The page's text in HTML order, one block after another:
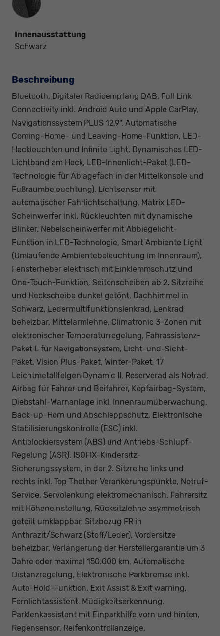
Innenausstattung
Schwarz
Beschreibung
Bluetooth, Digitaler Radioempfang DAB, Full Link
Connectivity inkl. Android Auto und Apple CarPlay,
Navigationssystem PLUS 12,9'', Automatische
Coming-Home- und Leaving-Home-Funktion, LED-
Heckleuchten und Infinite Light, Dynamisches LED-
Lichtband am Heck, LED-Innenlicht-Paket (LED-
Technologie für Ablagefach in der Mittelkonsole und
Fußraumbeleuchtung), Lichtsensor mit
automatischer Fahrlichtschaltung, Matrix LED-
Scheinwerfer inkl. Rückleuchten mit dynamische
Blinker, Nebelscheinwerfer mit Abbiegelicht-
Funktion in LED-Technologie, Smart Ambiente Light
(Umlaufende Ambientebeleuchtung im Innenraum),
Fensterheber elektrisch mit Einklemmschutz und
One-Touch-Funktion, Seitenscheiben ab 2. Sitzreihe
und Heckscheibe dunkel getönt, Dachhimmel in
Schwarz, Ledermultifunktionslenkrad, Lenkrad
beheizbar, Mittelarmlehne, Climatronic 3-Zonen mit
elektronischer Temperaturregelung, Fahrassistenz-
Paket L für Navigationsystem, Licht-und-Sicht-
Paket, Vision Plus-Paket, Winter-Paket, 17
Leichtmetallfelgen Dynamic II, Reserverad als Notrad,
Airbag für Fahrer und Beifahrer, Kopfairbag-System,
Diebstahl-Warnanlage inkl. Innenraumüberwachung,
Back-up-Horn und Abschleppschutz, Elektronische
Stabilisierungskontrolle (ESC) inkl.
Antiblockiersystem (ABS) und Antriebs-Schlupf-
Regelung (ASR), ISOFIX-Kindersitz-
Sicherungssystem, in der 2. Sitzreihe links und
rechts inkl. Top Thether Verankerungspunkte, Notruf-
Service, Servolenkung elektromechanisch, Fahrersitz
mit Höheneinstellung, Rücksitzlehne asymmetrisch
geteilt umklappbar, Sitzbezug FR in
Anthrazit/Schwarz (Stoff/Leder), Vordersitze
beheizbar, Verlängerung der Herstellergarantie um 3
Jahre oder maximal 150.000 km, Automatische
Distanzregelung, Elektronische Parkbremse inkl.
Auto-Hold-Funktion, Exit Assist & Exit warning,
Fernlichtassistent, Müdigkeitserkennung,
Parklenkassistent mit Einparkhilfe vorn und hinten,
Regensensor, Reifenkontrollanzeige,